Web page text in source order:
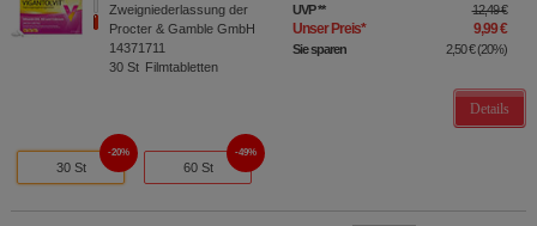
Zweigniederlassung der
Procter & Gamble GmbH
14371711
30 St Filmtabletten
UVP** 12,49 €
Unser Preis* 9,99 €
Sie sparen 2,50 €(20%)
Details
30 St
20%
60 St
49%